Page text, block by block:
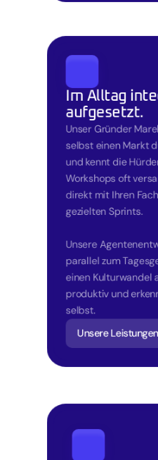
Im Alltag
aufgesetzt.
Unser Gründer
selbst einen Markt
und kennt die
Workshops oft
direkt mit Ihren
gezielten Sprints.
Unsere
parallel zum
einen Kulturwandel
produktiv und
selbst.
Unsere Leistungen